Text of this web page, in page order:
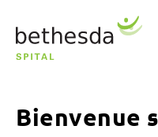
Bienvenue